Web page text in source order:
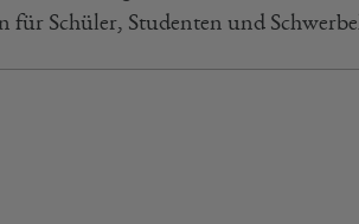
für Schüler, Studenten und